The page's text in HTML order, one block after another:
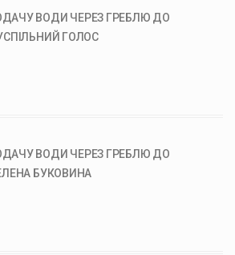
ВОДИ ЧЕРЕЗ ГРЕБЛЮ ДО
ГОЛОС
ВОДИ ЧЕРЕЗ ГРЕБЛЮ ДО
БУКОВИНА